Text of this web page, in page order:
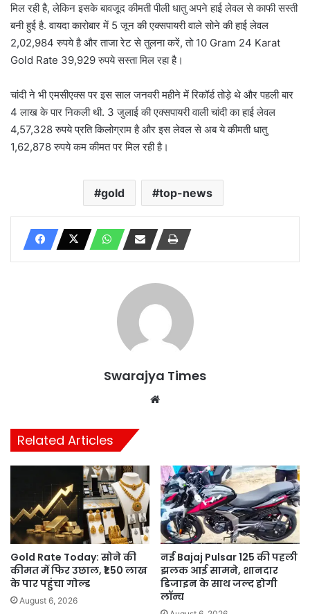
मिल रही है, लेकिन इसके बावजूद कीमती पीली धातु अपने हाई लेवल से काफी सस्ती
बनी हुई है. वायदा कारोबार में 5 जून की एक्सपायरी वाले सोने की हाई लेवल
2,02,984 रुपये है और ताजा रेट से तुलना करें, तो 10 Gram 24 Karat
Gold Rate 39,929 रुपये सस्ता मिल रहा है।
चांदी ने भी एमसीएक्स पर इस साल जनवरी महीने में रिकॉर्ड तोड़े थे और पहली बार
4 लाख के पार निकली थी. 3 जुलाई की एक्सपायरी वाली चांदी का हाई लेवल
4,57,328 रुपये प्रति किलोग्राम है और इस लेवल से अब ये कीमती धातु
1,62,878 रुपये कम कीमत पर मिल रही है।
gold top-news
Swarajya Times
Related Articles
Gold Rate Today: सोने की
कीमत में फिर उछाल, ₹1.50 लाख
के पार पहुंचा गोल्ड
August 6, 2026
नई Bajaj Pulsar 125 की पहली
झलक आई सामने, शानदार
डिजाइन के साथ जल्द होगी
लॉन्च